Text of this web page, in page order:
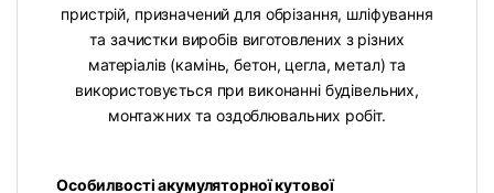
пристрій, призначений для обрізання, шліфування
та зачистки виробів виготовлених з різних
матеріалів (камінь, бетон, цегла, метал) та
використовується при виконанні будівельних,
монтажних та оздоблювальних робіт.
Особилвості акумуляторної кутової